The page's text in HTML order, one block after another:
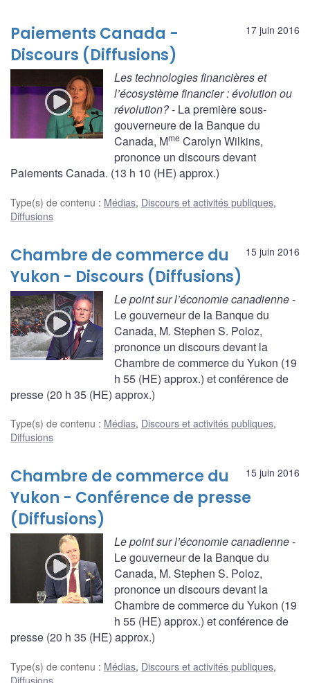
17 juin 2016
Paiements Canada -
Discours (Diffusions)
Les technologies financières et
l’écosystème financier : évolution ou
révolution?- La première sous-
gouverneure de la Banque du
Canada, Mme Carolyn Wilkins,
prononce un discours devant
Paiements Canada. (13 h 10 (HE) approx.)
Type(s) de contenu : Médias, Discours et activités publiques,
Diffusions
15 juin 2016
Chambre de commerce du
Yukon - Discours (Diffusions)
Le point sur l’économie canadienne-
Le gouverneur de la Banque du
Canada, M. Stephen S. Poloz,
prononce un discours devant la
Chambre de commerce du Yukon (19
h 55 (HE) approx.) et conférence de
presse (20 h 35 (HE) approx.)
Type(s) de contenu : Médias, Discours et activités publiques,
Diffusions
15 juin 2016
Chambre de commerce du
Yukon - Conférence de presse
(Diffusions)
Le point sur l’économie canadienne-
Le gouverneur de la Banque du
Canada, M. Stephen S. Poloz,
prononce un discours devant la
Chambre de commerce du Yukon (19
h 55 (HE) approx.) et conférence de
presse (20 h 35 (HE) approx.)
Type(s) de contenu : Médias, Discours et activités publiques,